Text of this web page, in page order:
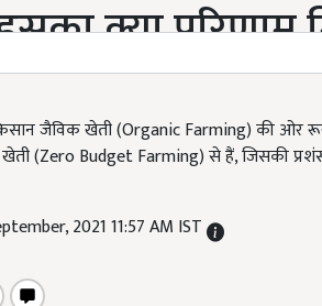
क्या परिणाम
जैविक खेती (Organic Farming) की ओर
(Zero Budget Farming) से हैं, जिसकी प्रशंसा
2021 11:57 AM IST